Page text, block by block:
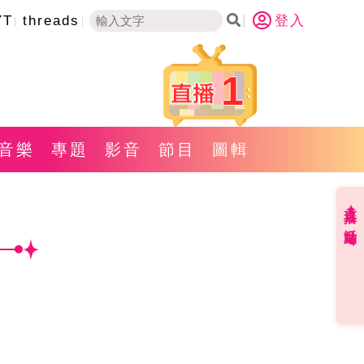
threads 登入
1
樂 專題 影音 節目 圖輯
直播✦活動